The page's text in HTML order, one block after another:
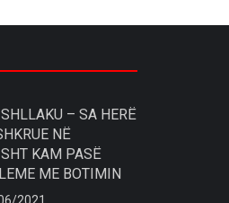
– SA HERË
NË
KAM PASË
ME BOTIMIN